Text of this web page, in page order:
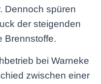
Dennoch spüren
der steigenden
Brennstoffe.
bei Warneke
zwischen einer